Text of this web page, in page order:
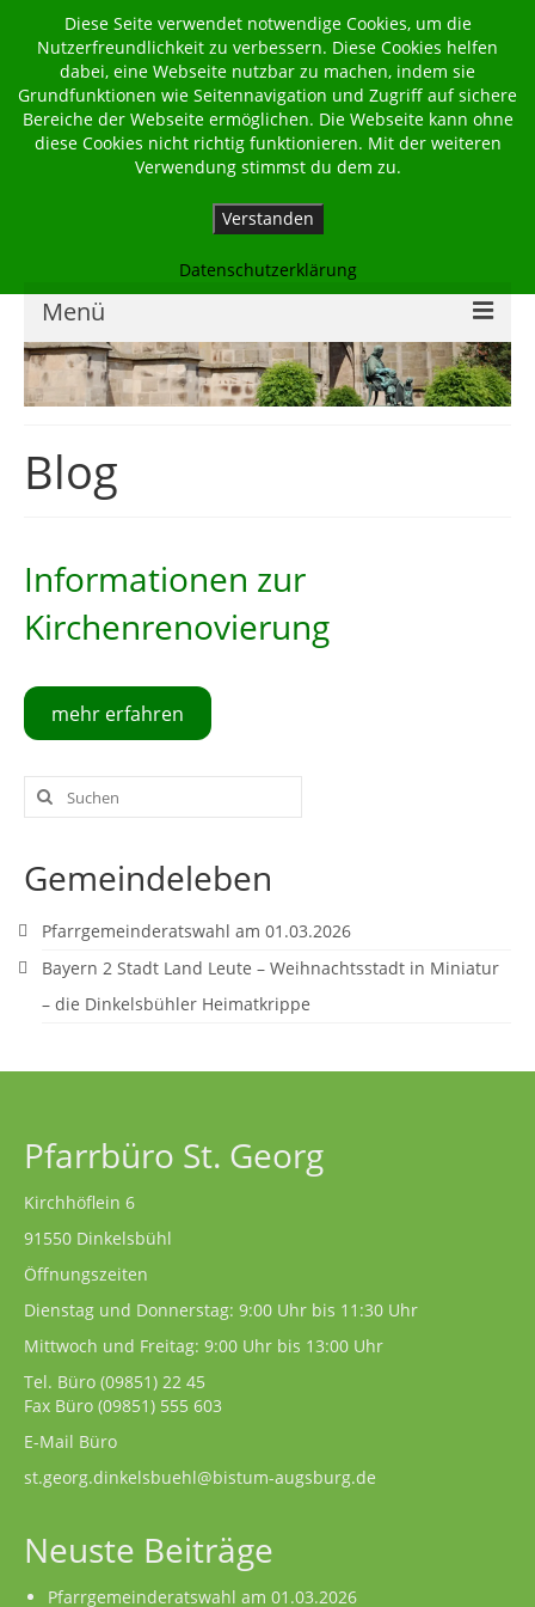
Menü
Home
Georgsbote
Gottesdienstordnung
Kontakte
Einrichtungen
Gruppen
Kirchenmusik
Sakramente
Münstergalerie
Kirchenrenovierung
Geschichte
Blog
Informationen zur
Kirchenrenovierung
mehr erfahren
Suche
nach:
Gemeindeleben
Pfarrgemeinderatswahl am 01.03.2026
Bayern 2 Stadt Land Leute – Weihnachtsstadt in Miniatur
– die Dinkelsbühler Heimatkrippe
Pfarrbüro St. Georg
Kirchhöflein 6
91550 Dinkelsbühl
Öffnungszeiten
Dienstag und Donnerstag: 9:00 Uhr bis 11:30 Uhr
Mittwoch und Freitag: 9:00 Uhr bis 13:00 Uhr
Tel. Büro (09851) 22 45
Fax Büro (09851) 555 603
E-Mail Büro
st.georg.dinkelsbuehl@bistum-augsburg.de
Neuste Beiträge
Pfarrgemeinderatswahl am 01.03.2026
Diese Seite verwendet notwendige Cookies, um die
Nutzerfreundlichkeit zu verbessern. Diese Cookies helfen
dabei, eine Webseite nutzbar zu machen, indem sie
Grundfunktionen wie Seitennavigation und Zugriff auf sichere
Bereiche der Webseite ermöglichen. Die Webseite kann ohne
diese Cookies nicht richtig funktionieren. Mit der weiteren
Verwendung stimmst du dem zu.
Verstanden
Datenschutzerklärung